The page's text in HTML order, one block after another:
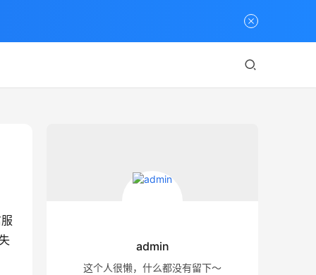
admin
这个人很懒，什么都没有留下～